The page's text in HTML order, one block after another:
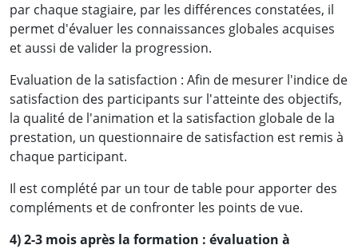
par chaque stagiaire, par les différences constatées, il
permet d'évaluer les connaissances globales acquises
et aussi de valider la progression.
Evaluation de la satisfaction : Afin de mesurer l'indice de
satisfaction des participants sur l'atteinte des objectifs,
la qualité de l'animation et la satisfaction globale de la
prestation, un questionnaire de satisfaction est remis à
chaque participant.
Il est complété par un tour de table pour apporter des
compléments et de confronter les points de vue.
4) 2-3 mois après la formation : évaluation à